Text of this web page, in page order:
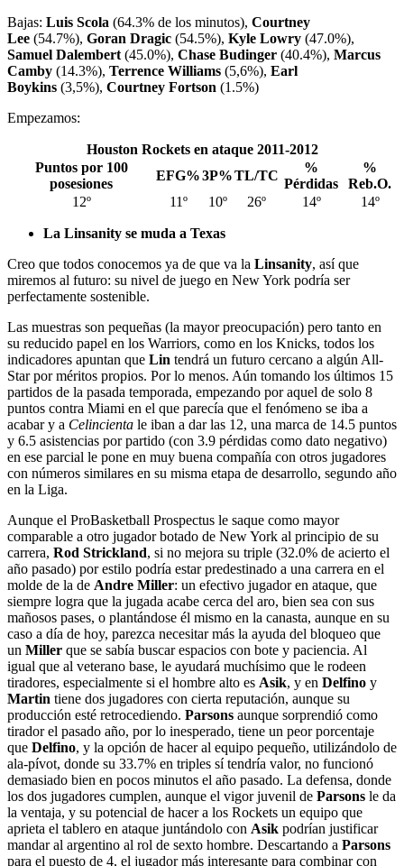
Bajas: Luis Scola (64.3% de los minutos), Courtney
Lee (54.7%), Goran Dragic (54.5%), Kyle Lowry (47.0%),
Samuel Dalembert (45.0%), Chase Budinger (40.4%), Marcus
Camby (14.3%), Terrence Williams (5,6%), Earl
Boykins (3,5%), Courtney Fortson (1.5%)
Empezamos:
Houston Rockets en ataque 2011-2012
Puntos por 100
posesiones
EFG%3P%TL/TC
%
Pérdidas
%
Reb.O.
12º
11º 10º 26º 14º 14º
La Linsanity se muda a Texas
Creo que todos conocemos ya de que va la Linsanity, así que
miremos al futuro: su nivel de juego en New York podría ser
perfectamente sostenible.
Las muestras son pequeñas (la mayor preocupación) pero tanto en
su reducido papel en los Warriors, como en los Knicks, todos los
indicadores apuntan que Lin tendrá un futuro cercano a algún All-
Star por méritos propios. Por lo menos. Aún tomando los últimos 15
partidos de la pasada temporada, empezando por aquel de solo 8
puntos contra Miami en el que parecía que el fenómeno se iba a
acabar y a Celincienta le iban a dar las 12, una marca de 14.5 puntos
y 6.5 asistencias por partido (con 3.9 pérdidas como dato negativo)
en ese parcial le pone en muy buena compañía con otros jugadores
con números similares en su misma etapa de desarrollo, segundo año
en la Liga.
Aunque el ProBasketball Prospectus le saque como mayor
comparable a otro jugador botado de New York al principio de su
carrera, Rod Strickland, si no mejora su triple (32.0% de acierto el
año pasado) por estilo podría estar predestinado a una carrera en el
molde de la de Andre Miller: un efectivo jugador en ataque, que
siempre logra que la jugada acabe cerca del aro, bien sea con sus
mañosos pases, o plantándose él mismo en la canasta, aunque en su
caso a día de hoy, parezca necesitar más la ayuda del bloqueo que
un Miller que se sabía buscar espacios con bote y paciencia. Al
igual que al veterano base, le ayudará muchísimo que le rodeen
tiradores, especialmente si el hombre alto es Asik, y en Delfino y
Martin tiene dos jugadores con cierta reputación, aunque su
producción esté retrocediendo. Parsons aunque sorprendió como
tirador el pasado año, por lo inesperado, tiene un peor porcentaje
que Delfino, y la opción de hacer al equipo pequeño, utilizándolo de
ala-pívot, donde su 33.7% en triples sí tendría valor, no funcionó
demasiado bien en pocos minutos el año pasado. La defensa, donde
los dos jugadores cumplen, aunque el vigor juvenil de Parsons le da
la ventaja, y su potencial de hacer a los Rockets un equipo que
aprieta el tablero en ataque juntándolo con Asik podrían justificar
mandar al argentino al rol de sexto hombre. Descartando a Parsons
para el puesto de 4, el jugador más interesante para combinar con